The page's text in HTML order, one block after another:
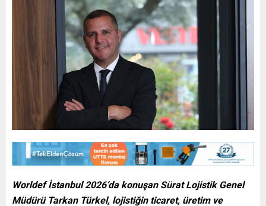
Worldef İstanbul 2026’da konuşan Sürat Lojistik Genel
Müdürü Tarkan Türkel, lojistiğin ticaret, üretim ve